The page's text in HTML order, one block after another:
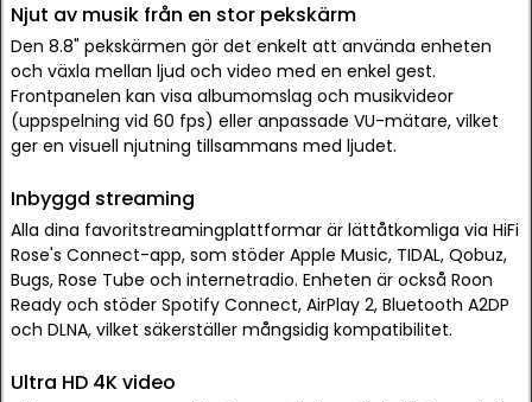
Njut av musik från en stor pekskärm
Den 8.8" pekskärmen gör det enkelt att använda enheten
och växla mellan ljud och video med en enkel gest.
Frontpanelen kan visa albumomslag och musikvideor
(uppspelning vid 60 fps) eller anpassade VU-mätare, vilket
ger en visuell njutning tillsammans med ljudet.
Inbyggd streaming
Alla dina favoritstreamingplattformar är lättåtkomliga via HiFi
Rose's Connect-app, som stöder Apple Music, TIDAL, Qobuz,
Bugs, Rose Tube och internetradio. Enheten är också Roon
Ready och stöder Spotify Connect, AirPlay 2, Bluetooth A2DP
och DLNA, vilket säkerställer mångsidig kompatibilitet.
Ultra HD 4K video